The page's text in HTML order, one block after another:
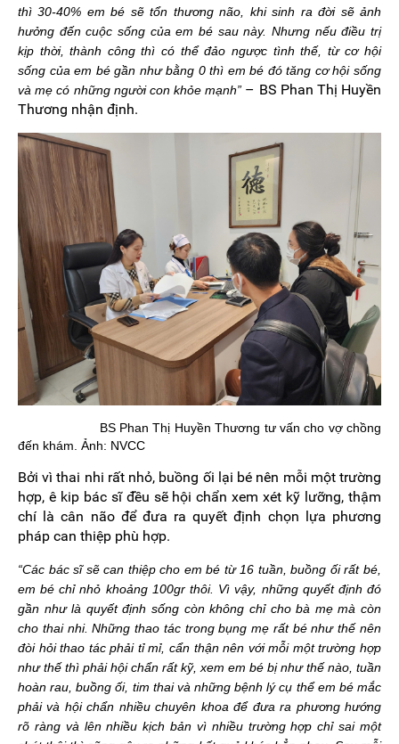
thì 30-40% em bé sẽ tổn thương não, khi sinh ra đời sẽ ảnh
hưởng đến cuộc sống của em bé sau này. Nhưng nếu điều trị
kịp thời, thành công thì có thể đảo ngược tình thế, từ cơ hội
sống của em bé gần như bằng 0 thì em bé đó tăng cơ hội sống
và mẹ có những người con khỏe mạnh” – BS Phan Thị Huyền
Thương nhận định.
BS Phan Thị Huyền Thương tư vấn cho vợ chồng
đến khám. Ảnh: NVCC
Bởi vì thai nhi rất nhỏ, buồng ối lại bé nên mỗi một trường
hợp, ê kip bác sĩ đều sẽ hội chẩn xem xét kỹ lưỡng, thậm
chí là cân não để đưa ra quyết định chọn lựa phương
pháp can thiệp phù hợp.
“Các bác sĩ sẽ can thiệp cho em bé từ 16 tuần, buồng ối rất bé,
em bé chỉ nhỏ khoảng 100gr thôi. Vì vậy, những quyết định đó
gần như là quyết định sống còn không chỉ cho bà mẹ mà còn
cho thai nhi. Những thao tác trong bụng mẹ rất bé như thế nên
đòi hỏi thao tác phải tỉ mỉ, cẩn thận nên với mỗi một trường hợp
như thế thì phải hội chẩn rất kỹ, xem em bé bị như thế nào, tuần
hoàn rau, buồng ối, tim thai và những bệnh lý cụ thể em bé mắc
phải và hội chẩn nhiều chuyên khoa để đưa ra phương hướng
rõ ràng và lên nhiều kịch bản vì nhiều trường hợp chỉ sai một